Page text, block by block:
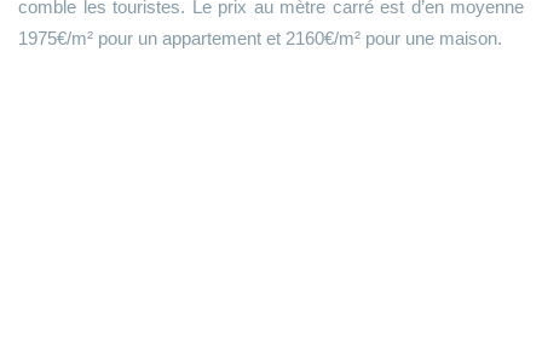
comble les touristes. Le prix au mètre carré est d’en moyenne
1975€/m² pour un appartement et 2160€/m² pour une maison.